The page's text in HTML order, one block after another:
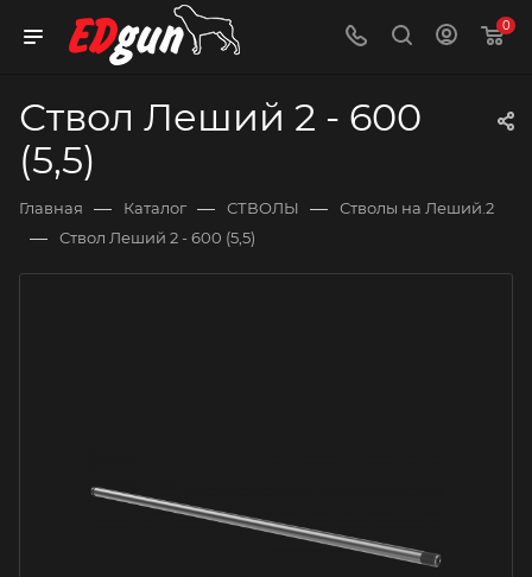
0
Ствол Леший 2 - 600
(5,5)
Главная — Каталог — СТВОЛЫ — Стволы на Леший.2
— Ствол Леший 2 - 600 (5,5)